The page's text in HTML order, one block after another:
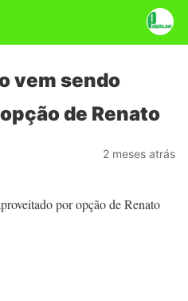
vem sendo
de Renato
2 meses atrás
por opção de Renato